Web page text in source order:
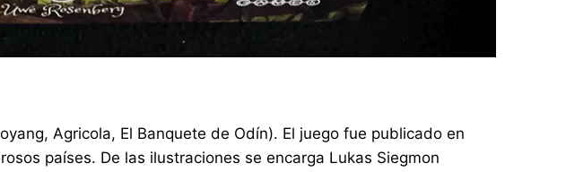
Agricola, El Banquete de Odín). El juego fue publicado en
países. De las ilustraciones se encarga Lukas Siegmon